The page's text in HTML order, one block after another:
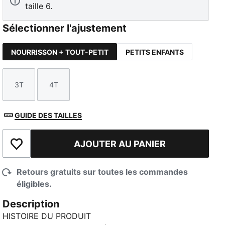
taille 6.
Sélectionner l'ajustement
NOURRISSON + TOUT-PETIT PETITS ENFANTS
Taille
3T
Taille
4T
GUIDE DES TAILLES
Ajouter à la liste de souhaits
AJOUTER AU PANIER
Retours gratuits sur toutes les commandes
éligibles.
Description
HISTOIRE DU PRODUIT